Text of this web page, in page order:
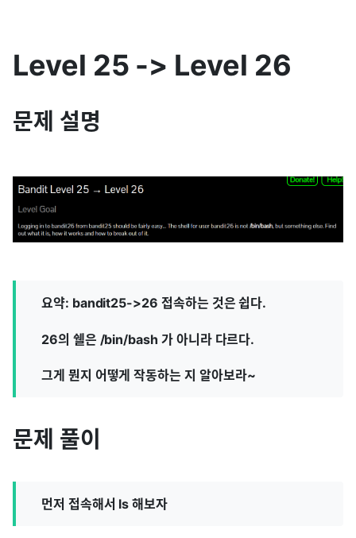
Level 25 -> Level 26
문제 설명
요약: bandit25->26 접속하는 것은 쉽다.
26의 쉘은 /bin/bash 가 아니라 다르다.
그게 뭔지 어떻게 작동하는 지 알아보라~
문제 풀이
먼저 접속해서 ls 해보자